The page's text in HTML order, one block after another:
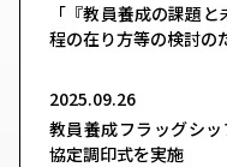
「『教員養成の課題
程の在り⽅等の検討の
2025.09.26
教員養成フラッグシ
協定調印式を実施